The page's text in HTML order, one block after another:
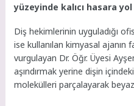
yüzeyinde kalıcı hasara
Diş hekimlerinin uyguladığı
ise kullanılan kimyasal ajanın
vurgulayan Dr. Öğr. Üyesi
aşındırmak yerine dişin
molekülleri parçalayarak